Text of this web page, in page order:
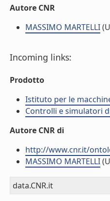
Autore CNR
MASSIMO MARTELLI
Incoming links:
Prodotto
Istituto per le
Controlli e simulatori
Autore CNR di
http://www.cnr.it/
MASSIMO MARTELLI
data.CNR.it